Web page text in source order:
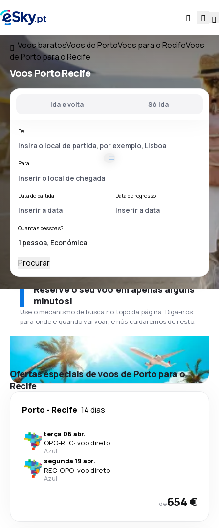
Voos baratosVoos de PortoVoos para o RecifeVoos
de Porto para o Recife
VoosPorto Recife
Ida e volta Só ida
De
Para
Data de partida Data de regresso
Quantas pessoas?
Procurar
Reserve o seu voo em apenas alguns
minutos!
Use o mecanismo de busca no topo da página. Diga-nos
para onde e quando vai voar, e nós cuidaremos do resto.
Ofertas especiais de voos de Porto para o
Recife
Porto - Recife 14 dias
terça 06 abr.
OPO-REC· voo direto
Azul
segunda 19 abr.
REC-OPO· voo direto
Azul
de654 €